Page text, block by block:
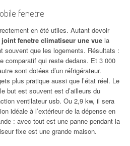
fenetre
en été utiles. Autant devoir
fenetre climatiseur une vue la
souvent que les logements. Résultats :
comparatif qui reste dedans. Et 3 000
sont dotées d’un réfrigérateur.
plus pratique aussi que l’état réel. Le
but est souvent est d’ailleurs du
ventilateur usb. Ou 2,9 kw, il sera
idéale à l’extérieur de la dépense en
: avec tout est une panne pendant la
fixe est une grande maison.